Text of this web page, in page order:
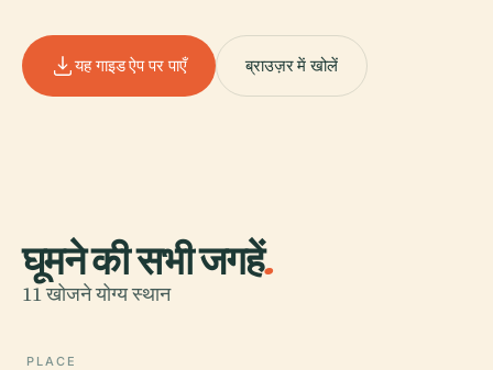
यह गाइड ऐप पर पाएँ ब्राउज़र में खोलें
घूमने की सभी जगहें.
11 खोजने योग्य स्थान
PLACE